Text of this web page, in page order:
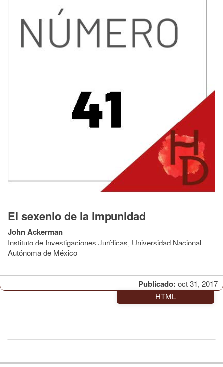
Publicado: oct 31, 2017
El sexenio de la impunidad
John Ackerman
Instituto de Investigaciones Jurídicas, Universidad Nacional
Autónoma de México
HTML